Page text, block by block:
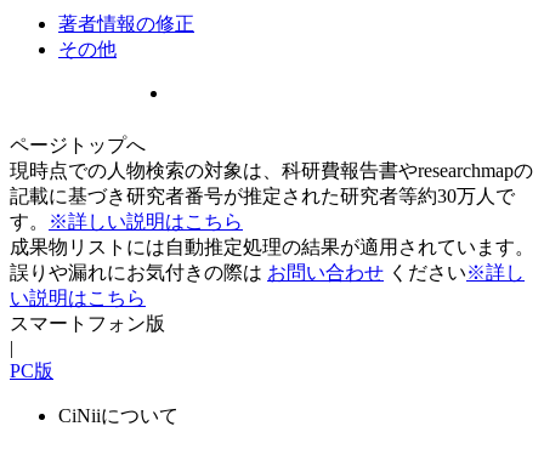
著者情報の修正
その他
ページトップへ
現時点での人物検索の対象は、科研費報告書やresearchmapの
記載に基づき研究者番号が推定された研究者等約30万人で
す。
※詳しい説明はこちら
成果物リストには自動推定処理の結果が適用されています。
誤りや漏れにお気付きの際は お問い合わせ ください※詳し
い説明はこちら
スマートフォン版
|
PC版
CiNiiについて